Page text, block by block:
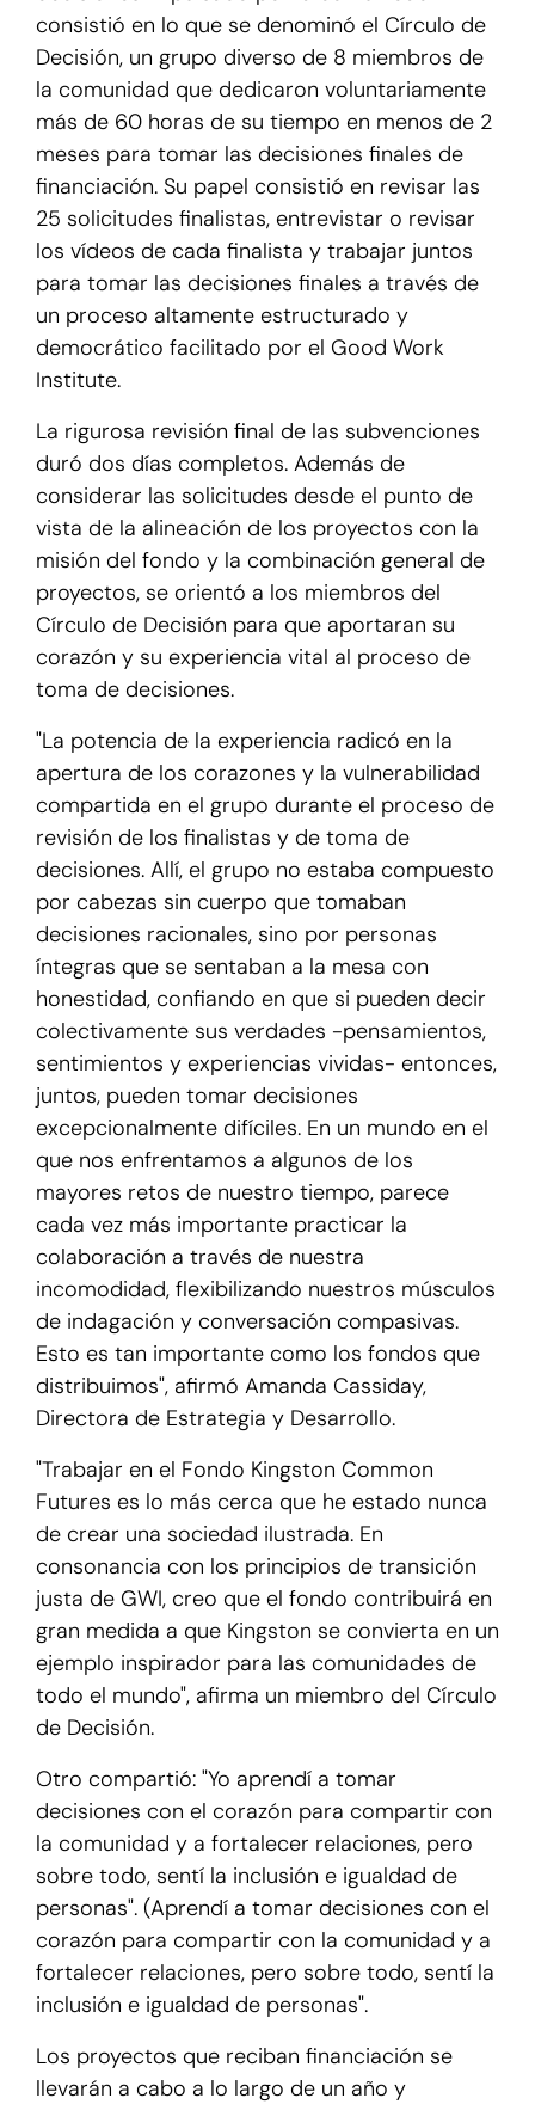
consistió en lo que se denominó el Círculo de
Decisión, un grupo diverso de 8 miembros de
la comunidad que dedicaron voluntariamente
más de 60 horas de su tiempo en menos de 2
meses para tomar las decisiones finales de
financiación. Su papel consistió en revisar las
25 solicitudes finalistas, entrevistar o revisar
los vídeos de cada finalista y trabajar juntos
para tomar las decisiones finales a través de
un proceso altamente estructurado y
democrático facilitado por el Good Work
Institute.
La rigurosa revisión final de las subvenciones
duró dos días completos. Además de
considerar las solicitudes desde el punto de
vista de la alineación de los proyectos con la
misión del fondo y la combinación general de
proyectos, se orientó a los miembros del
Círculo de Decisión para que aportaran su
corazón y su experiencia vital al proceso de
toma de decisiones.
"La potencia de la experiencia radicó en la
apertura de los corazones y la vulnerabilidad
compartida en el grupo durante el proceso de
revisión de los finalistas y de toma de
decisiones. Allí, el grupo no estaba compuesto
por cabezas sin cuerpo que tomaban
decisiones racionales, sino por personas
íntegras que se sentaban a la mesa con
honestidad, confiando en que si pueden decir
colectivamente sus verdades -pensamientos,
sentimientos y experiencias vividas- entonces,
juntos, pueden tomar decisiones
excepcionalmente difíciles. En un mundo en el
que nos enfrentamos a algunos de los
mayores retos de nuestro tiempo, parece
cada vez más importante practicar la
colaboración a través de nuestra
incomodidad, flexibilizando nuestros músculos
de indagación y conversación compasivas.
Esto es tan importante como los fondos que
distribuimos", afirmó Amanda Cassiday,
Directora de Estrategia y Desarrollo.
"Trabajar en el Fondo Kingston Common
Futures es lo más cerca que he estado nunca
de crear una sociedad ilustrada. En
consonancia con los principios de transición
justa de GWI, creo que el fondo contribuirá en
gran medida a que Kingston se convierta en un
ejemplo inspirador para las comunidades de
todo el mundo", afirma un miembro del Círculo
de Decisión.
Otro compartió: "Yo aprendí a tomar
decisiones con el corazón para compartir con
la comunidad y a fortalecer relaciones, pero
sobre todo, sentí la inclusión e igualdad de
personas". (Aprendí a tomar decisiones con el
corazón para compartir con la comunidad y a
fortalecer relaciones, pero sobre todo, sentí la
inclusión e igualdad de personas".
Los proyectos que reciban financiación se
llevarán a cabo a lo largo de un año y